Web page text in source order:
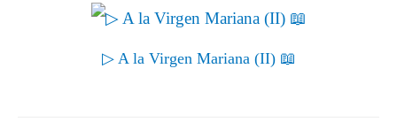
▷ A la Virgen Mariana (II) 📖